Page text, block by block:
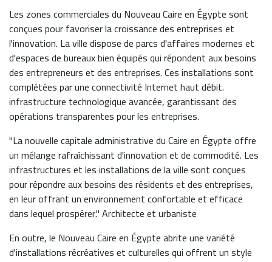
Les zones commerciales du Nouveau Caire en Égypte sont
conçues pour favoriser la croissance des entreprises et
l'innovation. La ville dispose de parcs d'affaires modernes et
d'espaces de bureaux bien équipés qui répondent aux besoins
des entrepreneurs et des entreprises. Ces installations sont
complétées par une connectivité Internet haut débit.
infrastructure technologique avancée, garantissant des
opérations transparentes pour les entreprises.
"La nouvelle capitale administrative du Caire en Égypte offre
un mélange rafraîchissant d'innovation et de commodité. Les
infrastructures et les installations de la ville sont conçues
pour répondre aux besoins des résidents et des entreprises,
en leur offrant un environnement confortable et efficace
dans lequel prospérer." Architecte et urbaniste
En outre, le Nouveau Caire en Égypte abrite une variété
d'installations récréatives et culturelles qui offrent un style